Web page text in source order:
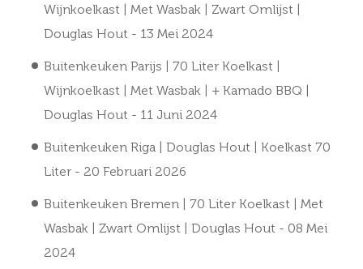
Wijnkoelkast | Met Wasbak | Zwart Omlijst |
Douglas Hout - 13 Mei 2024
Buitenkeuken Parijs | 70 Liter Koelkast |
Wijnkoelkast | Met Wasbak | + Kamado BBQ |
Douglas Hout - 11 Juni 2024
Buitenkeuken Riga | Douglas Hout | Koelkast 70
Liter - 20 Februari 2026
Buitenkeuken Bremen | 70 Liter Koelkast | Met
Wasbak | Zwart Omlijst | Douglas Hout - 08 Mei
2024